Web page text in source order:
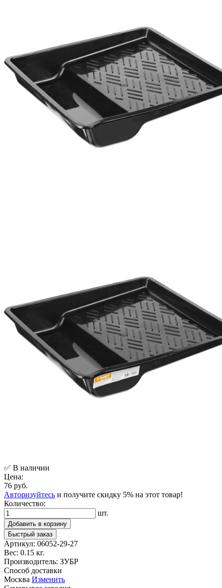
✅ В наличии
Цена:
76 руб.
Авторизуйтесь и получите скидку 5% на этот товар!
Количество:
шт.
Добавить в корзину
Быстрый заказ
Артикул: 06052-29-27
Вес: 0.15 кг.
Производитель: ЗУБР
Способ доставки
Москва Изменить